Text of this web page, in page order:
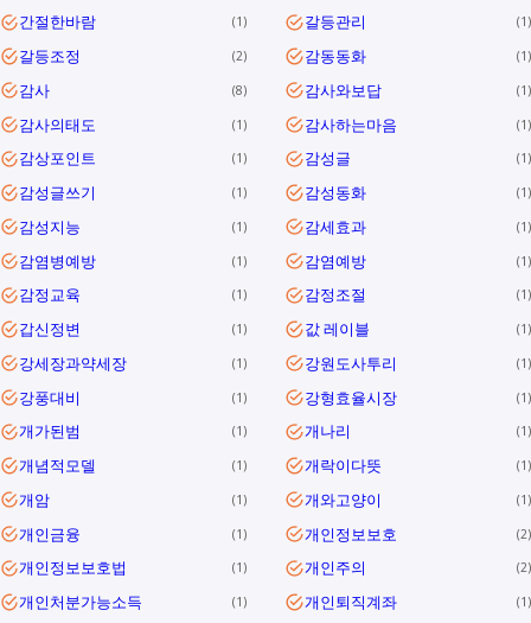
간절한바람 1 갈등관리 1
갈등조정 2 감동동화 1
감사 8 감사와보답 1
감사의태도 1 감사하는마음 1
감상포인트 1 감성글 1
감성글쓰기 1 감성동화 1
감성지능 1 감세효과 1
감염병예방 1 감염예방 1
감정교육 1 감정조절 1
갑신정변 1 값 레이블 1
강세장과약세장 1 강원도사투리 1
강풍대비 1 강형효율시장 1
개가된범 1 개나리 1
개념적모델 1 개락이다뜻 1
개암 1 개와고양이 1
개인금융 1 개인정보보호 2
개인정보보호법 1 개인주의 2
개인처분가능소득 1 개인퇴직계좌 1